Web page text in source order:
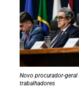
Novo procurador-
trabalhadores